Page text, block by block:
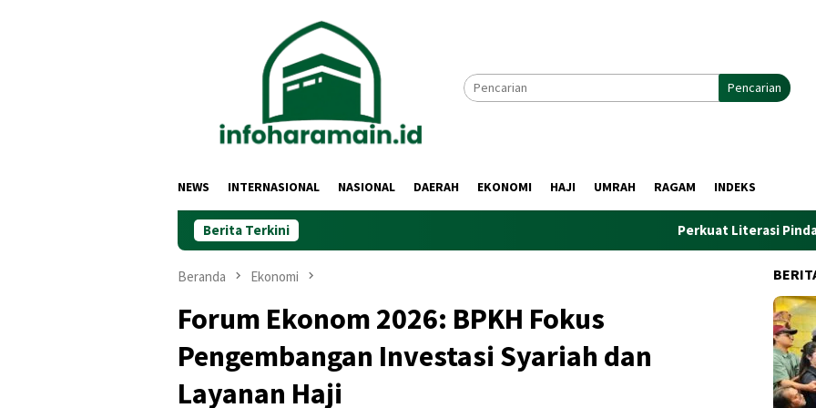
Pencarian
NEWS INTERNASIONAL NASIONAL DAERAH EKONOMI HAJI UMRAH RAGAM INDEKS
Berita Terkini Perkuat Literasi Pindar, PWI dan
Beranda Ekonomi
Forum Ekonom 2026: BPKH Fokus
Pengembangan Investasi Syariah dan
Layanan Haji